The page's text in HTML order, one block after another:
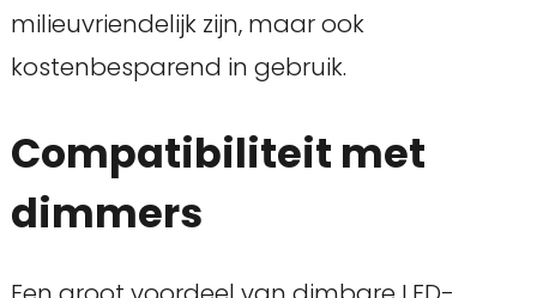
milieuvriendelijk zijn, maar ook
kostenbesparend in gebruik.
Compatibiliteit met
dimmers